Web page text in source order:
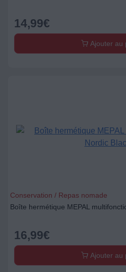
14,99€
Ajouter au
Conservation / Repas nomade
Boîte hermétique MEPAL
16,99€
Ajouter au